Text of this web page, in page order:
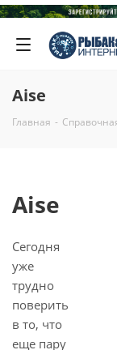
Aise
Главная -
Aise
Сегодня
уже
трудно
поверить
в то, что
еще пару